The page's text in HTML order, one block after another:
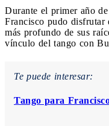
Durante el primer año
Francisco pudo disfrutar
más profundo de sus
vínculo del tango con
Te puede interesar:
Tango para